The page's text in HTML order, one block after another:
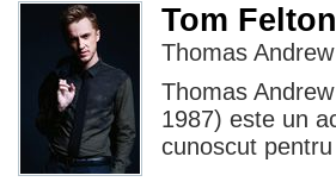
Tom Felton
Thomas
Thomas
1987) este un
cunoscut